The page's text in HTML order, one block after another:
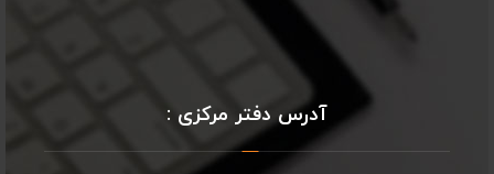
آدرس دفتر مرکزی :